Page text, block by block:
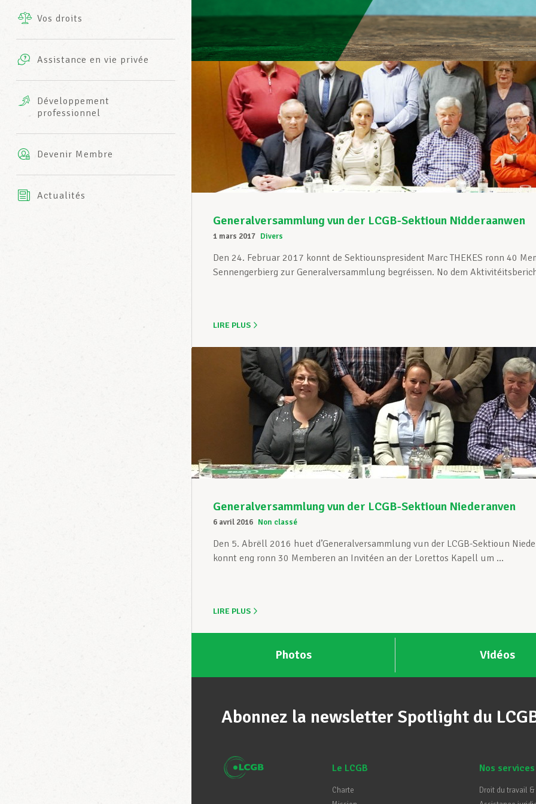
INFO-CENTER
Vos droits
Assistance en vie privée
complémentaires
AXA
Développement
professionnel
Devenir Membre
Actualités
Generalversammlung vun der LCGB-Sektioun Nidderaanwen
1 mars 2017 Divers
Den 24. Februar 2017 konnt de Sektiounspresident Marc THEKES ronn 40
Sennengerbierg zur Generalversammlung begréissen. No dem
LIRE PLUS
Generalversammlung vun der LCGB-Sektioun Niederanven
6 avril 2016 Non classé
Den 5. Abrëll 2016 huet d’Generalversammlung vun der LCGB-Sektioun
konnt eng ronn 30 Memberen an Invitéen an der Lorettos Kapell um ...
LIRE PLUS
Photos Vidéos
Abonnez la newsletter Spotlight du
Le LCGB
Charte
Nos services
Droit du travail